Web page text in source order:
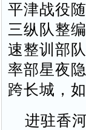
平津战役
三纵队整
速整训部
率部星夜
跨长城，
进驻香河